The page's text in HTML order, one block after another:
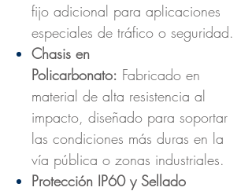
fijo adicional para aplicaciones
especiales de tráfico o seguridad.
Chasis en
Policarbonato: Fabricado en
material de alta resistencia al
impacto, diseñado para soportar
las condiciones más duras en la
vía pública o zonas industriales.
Protección IP60 y Sellado